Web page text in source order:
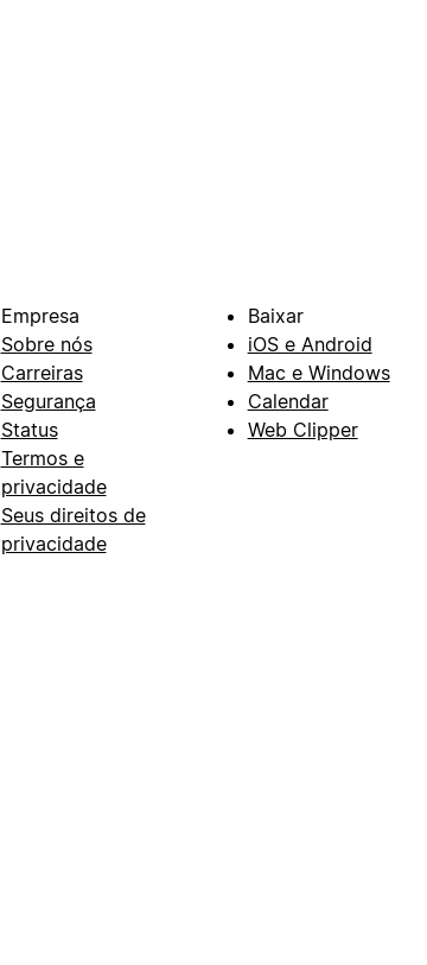
Empresa
Sobre nós
Carreiras
Segurança
Status
Termos e
privacidade
Seus direitos de
privacidade
Baixar
iOS e Android
Mac e Windows
Calendar
Web Clipper